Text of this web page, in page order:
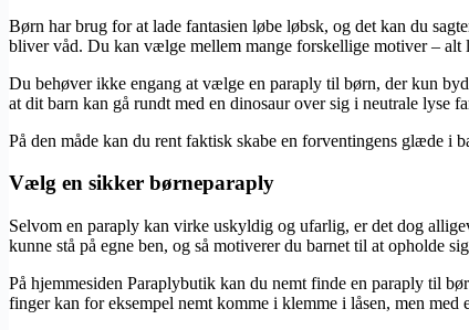
Børn har brug for at lade fantasien løbe løbsk, og det kan du
bliver våd. Du kan vælge mellem mange forskellige motiver – alt
Du behøver ikke engang at vælge en paraply til børn, der kun
at dit barn kan gå rundt med en dinosaur over sig i neutrale lyse
På den måde kan du rent faktisk skabe en forventingens glæde i
Vælg en sikker børneparaply
Selvom en paraply kan virke uskyldig og ufarlig, er det dog
kunne stå på egne ben, og så motiverer du barnet til at opholde
På hjemmesiden Paraplybutik kan du nemt finde en paraply til
finger kan for eksempel nemt komme i klemme i låsen, men